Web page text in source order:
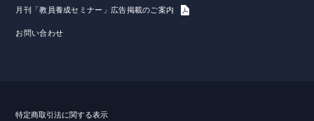
月刊「教員養成セミナー」広告掲載のご案内
お問い合わせ
特定商取引法に関する表示